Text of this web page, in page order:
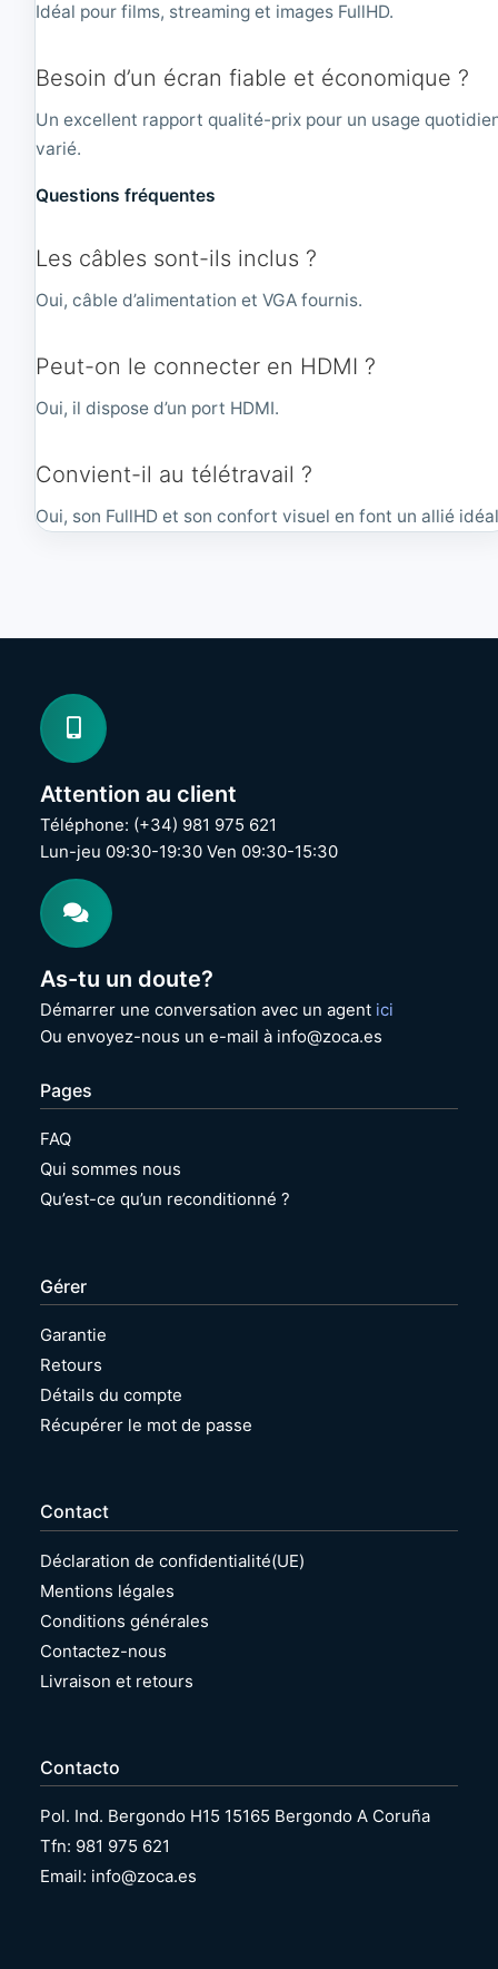
Idéal pour films, streaming et images FullHD.
Besoin d’un écran fiable et économique ?
Un excellent rapport qualité-prix pour un usage
varié.
Questions fréquentes
Les câbles sont-ils inclus ?
Oui, câble d’alimentation et VGA fournis.
Peut-on le connecter en HDMI ?
Oui, il dispose d’un port HDMI.
Convient-il au télétravail ?
Oui, son FullHD et son confort visuel en font un allié
Attention au client
Téléphone: (+34) 981 975 621
Lun-jeu 09:30-19:30 Ven 09:30-15:30
As-tu un doute?
Démarrer une conversation avec un agent ici
Ou envoyez-nous un e-mail à info@zoca.es
Pages
FAQ
Qui sommes nous
Qu’est-ce qu’un reconditionné ?
Gérer
Garantie
Retours
Détails du compte
Récupérer le mot de passe
Contact
Déclaration de confidentialité(UE)
Mentions légales
Conditions générales
Contactez-nous
Livraison et retours
Contacto
Pol. Ind. Bergondo H15 15165 Bergondo A Coruña
Tfn: 981 975 621
Email: info@zoca.es